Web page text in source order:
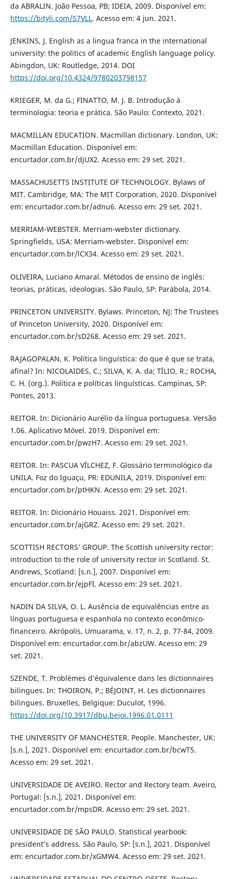
da ABRALIN. João Pessoa, PB; IDEIA, 2009. Disponível em:
https://bityli.com/S7VLL. Acesso em: 4 jun. 2021.
JENKINS, J. English as a lingua franca in the international
university: the politics of academic English language policy.
Abingdon, UK: Routledge, 2014. DOI
https://doi.org/10.4324/9780203798157
KRIEGER, M. da G.; FINATTO, M. J. B. Introdução à
terminologia: teoria e prática. São Paulo: Contexto, 2021.
MACMILLAN EDUCATION. Macmillan dictionary. London, UK:
Macmillan Education. Disponível em:
encurtador.com.br/djUX2. Acesso em: 29 set. 2021.
MASSACHUSETTS INSTITUTE OF TECHNOLOGY. Bylaws of
MIT. Cambridge, MA: The MIT Corporation, 2020. Disponível
em: encurtador.com.br/adnu6. Acesso em: 29 set. 2021.
MERRIAM-WEBSTER. Merriam-webster dictionary.
Springfields, USA: Merriam-webster. Disponível em:
encurtador.com.br/lCX34. Acesso em: 29 set. 2021.
OLIVEIRA, Luciano Amaral. Métodos de ensino de inglês:
teorias, práticas, ideologias. São Paulo, SP: Parábola, 2014.
PRINCETON UNIVERSITY. Bylaws. Princeton, NJ: The Trustees
of Princeton University, 2020. Disponível em:
encurtador.com.br/sD268. Acesso em: 29 set. 2021.
RAJAGOPALAN, K. Política linguística: do que é que se trata,
afinal? In: NICOLAIDES, C.; SILVA, K. A. da; TÍLIO, R.; ROCHA,
C. H. (org.). Política e políticas linguísticas. Campinas, SP:
Pontes, 2013.
REITOR. In: Dicionário Aurélio da língua portuguesa. Versão
1.06. Aplicativo Móvel. 2019. Disponível em:
encurtador.com.br/pwzH7. Acesso em: 29 set. 2021.
REITOR. In: PASCUA VÍLCHEZ, F. Glossário terminológico da
UNILA. Foz do Iguaçu, PR: EDUNILA, 2019. Disponível em:
encurtador.com.br/ptHKN. Acesso em: 29 set. 2021.
REITOR. In: Dicionário Houaiss. 2021. Disponível em:
encurtador.com.br/ajGRZ. Acesso em: 29 set. 2021.
SCOTTISH RECTORS’ GROUP. The Scottish university rector:
introduction to the role of university rector in Scotland. St.
Andrews, Scotland: [s.n.], 2007. Disponível em:
encurtador.com.br/ejpFI. Acesso em: 29 set. 2021.
NADIN DA SILVA, O. L. Ausência de equivalências entre as
línguas portuguesa e espanhola no contexto econômico-
financeiro. Akrópolis, Umuarama, v. 17, n. 2, p. 77-84, 2009.
Disponível em: encurtador.com.br/abzUW. Acesso em: 29
set. 2021.
SZENDE, T. Problèmes d’équivalence dans les dictionnaires
bilingues. In: THOIRON, P.; BÉJOINT, H. Les dictionnaires
bilingues. Bruxelles, Belgique: Duculot, 1996.
https://doi.org/10.3917/dbu.bejoi.1996.01.0111
THE UNIVERSITY OF MANCHESTER. People. Manchester, UK:
[s.n.], 2021. Disponível em: encurtador.com.br/bcwT5.
Acesso em: 29 set. 2021.
UNIVERSIDADE DE AVEIRO. Rector and Rectory team. Aveiro,
Portugal: [s.n.], 2021. Disponível em:
encurtador.com.br/mpsDR. Acesso em: 29 set. 2021.
UNIVERSIDADE DE SÃO PAULO. Statistical yearbook:
president’s address. São Paulo, SP: [s.n.], 2021. Disponível
em: encurtador.com.br/xGMW4. Acesso em: 29 set. 2021.